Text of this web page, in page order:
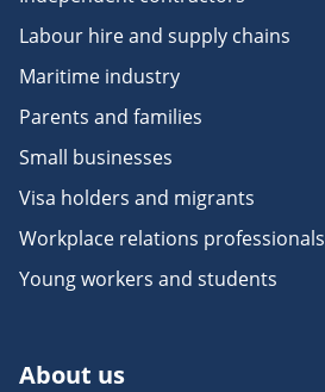
Labour hire and supply chains
Maritime industry
Parents and families
Small businesses
Visa holders and migrants
Workplace relations professionals
Young workers and students
About us